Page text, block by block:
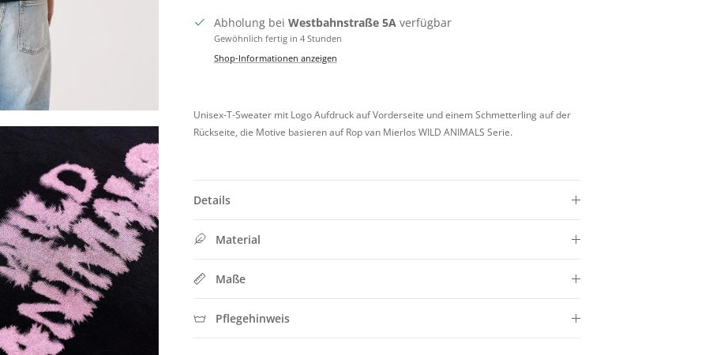
Abholung bei Westbahnstraße 5Averfügbar
Gewöhnlich fertig in 4 Stunden
Shop-Informationen anzeigen
Unisex-T-Sweater mit LogoAufdruck auf Vorderseite und einem Schmetterling auf der
Rückseite, die Motive basieren auf Rop van Mierlos WILD ANIMALS Serie.
Details
Material
Maße
Pflegehinweis